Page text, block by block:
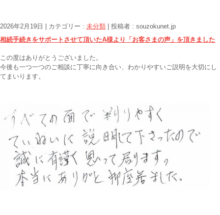
2026年2月19日 | カテゴリー : 未分類 | 投稿者 : souzokunet.jp
相続手続きをサポートさせて頂いたA様より「お客さまの声」を頂きました
この度はありがとうございました。
今後も一つ一つのご相談に丁寧に向き合い、わかりやすいご説明を大切にし
てまいります。